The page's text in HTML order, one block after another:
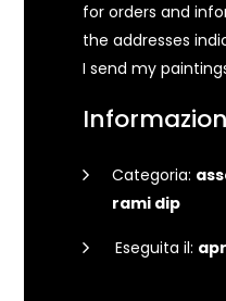
for orders and
the addresses
I send my
Categoria:
rami dip
Eseguita il: